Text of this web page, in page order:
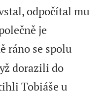
odpočítal mu
je
ráno se spolu
dorazili do
Tobiáše u